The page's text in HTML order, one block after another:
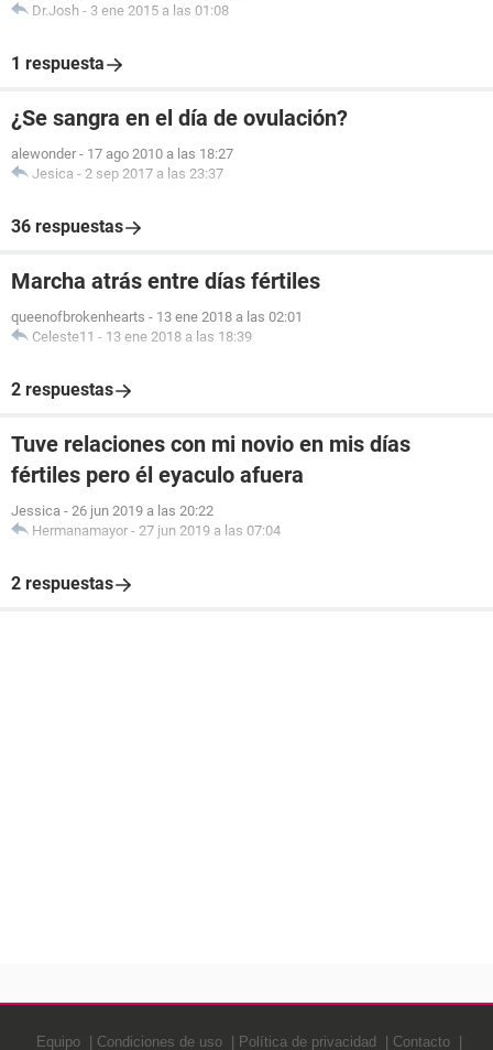
Dr.Josh - 3 ene 2015 a las 01:08
1 respuesta
¿Se sangra en el día de ovulación?
alewonder - 17 ago 2010 a las 18:27
Jesica - 2 sep 2017 a las 23:37
36 respuestas
Marcha atrás entre días fértiles
queenofbrokenhearts - 13 ene 2018 a las 02:01
Celeste11 - 13 ene 2018 a las 18:39
2 respuestas
Tuve relaciones con mi novio en mis días
fértiles pero él eyaculo afuera
Jessica - 26 jun 2019 a las 20:22
Hermanamayor - 27 jun 2019 a las 07:04
2 respuestas
Equipo Condiciones de uso Política de privacidad Contacto